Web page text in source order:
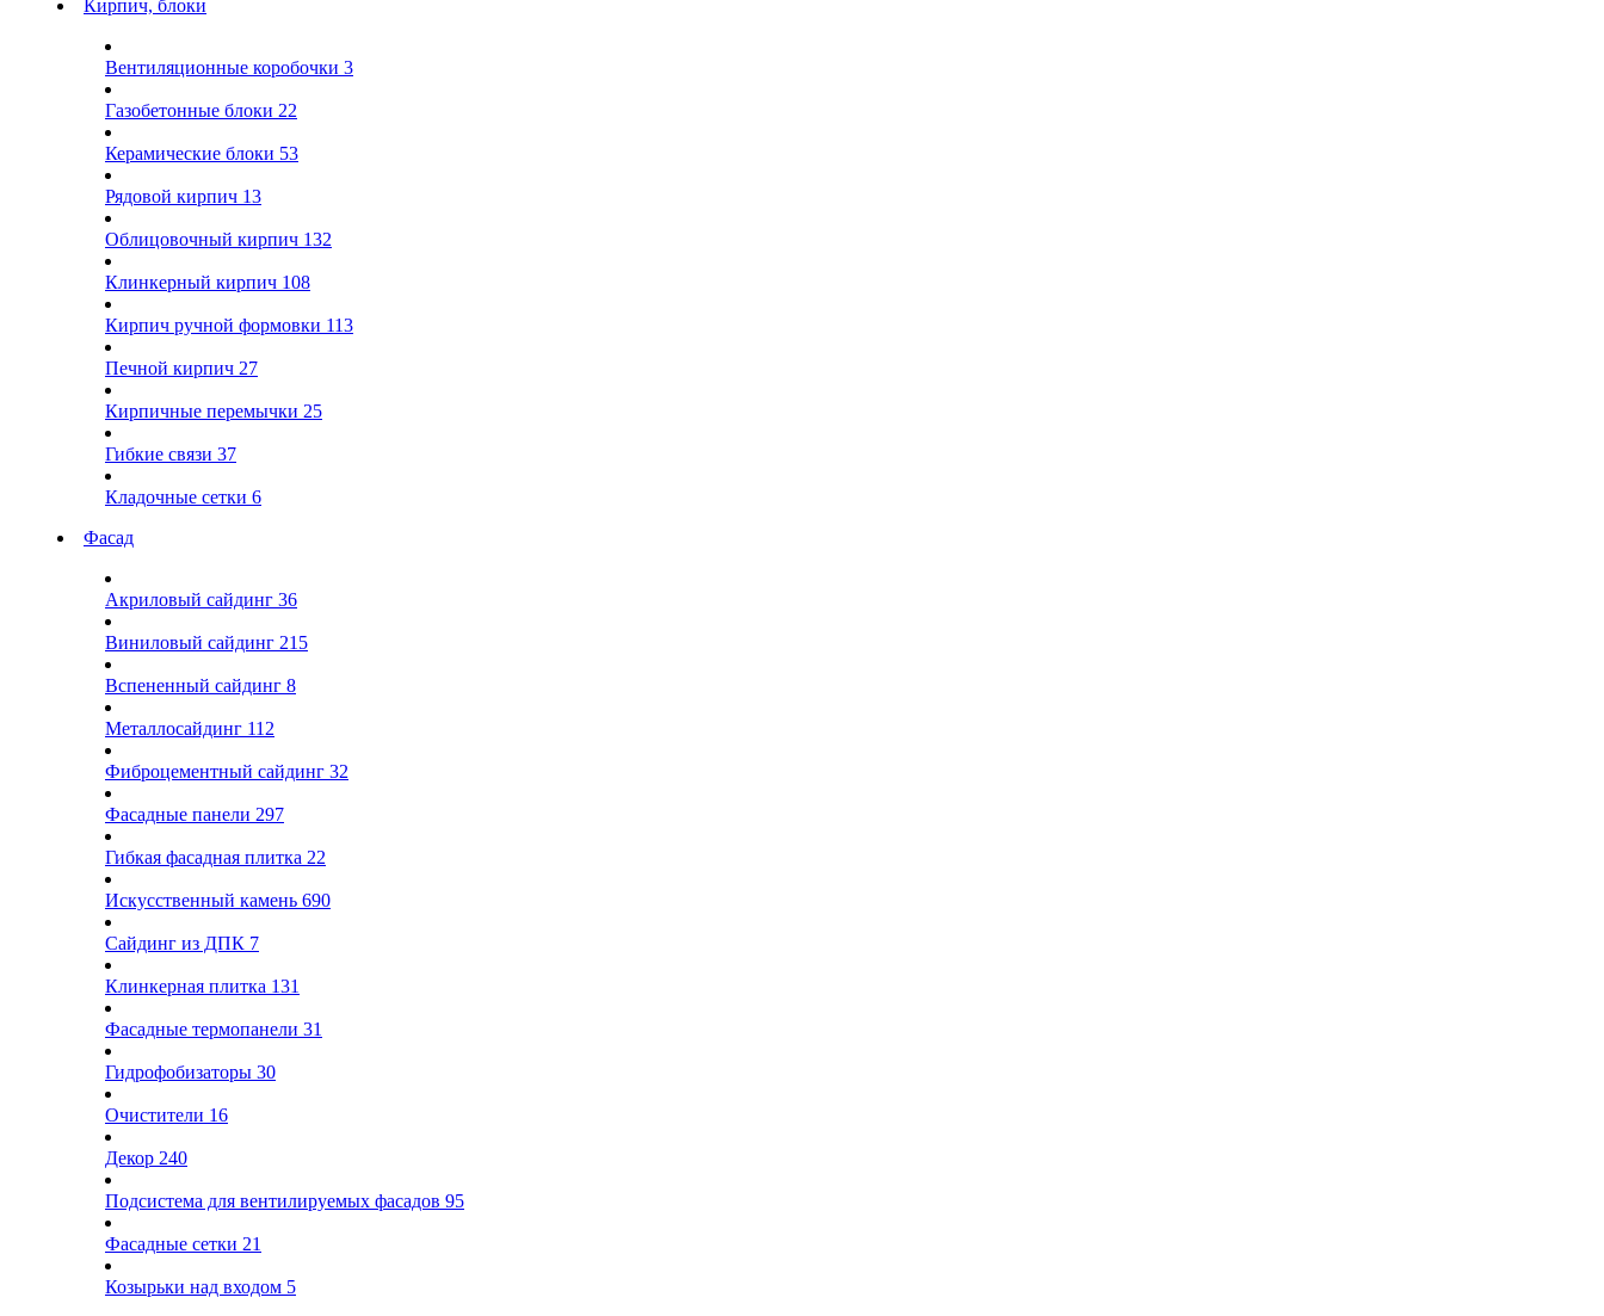
Кирпич, блоки
Вентиляционные коробочки 3
Газобетонные блоки 22
Керамические блоки 53
Рядовой кирпич 13
Облицовочный кирпич 132
Клинкерный кирпич 108
Кирпич ручной формовки 113
Печной кирпич 27
Кирпичные перемычки 25
Гибкие связи 37
Кладочные сетки 6
Фасад
Акриловый сайдинг 36
Виниловый сайдинг 215
Вспененный сайдинг 8
Металлосайдинг 112
Фиброцементный сайдинг 32
Фасадные панели 297
Гибкая фасадная плитка 22
Искусственный камень 690
Сайдинг из ДПК 7
Клинкерная плитка 131
Фасадные термопанели 31
Гидрофобизаторы 30
Очистители 16
Декор 240
Подсистема для вентилируемых фасадов 95
Фасадные сетки 21
Козырьки над входом 5